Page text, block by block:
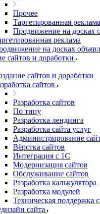
Прочее
Таргетированная реклама
Продвижение на досках
реклама
на досках
сайтов и доработки
сайтов и доработки
сайтов
Разработка сайтов
По типу
Разработка лендинга
Разработка сайта услуг
Администрирование
Вёрстка сайтов
Интеграция с 1С
Модернизация сайтов
Обслуживание сайтов
Разработка калькулятора
Разработка модулей
Техническая поддержка
сайта